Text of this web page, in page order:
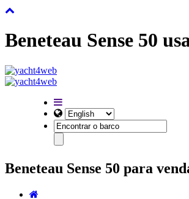
Beneteau Sense 50
Beneteau Sense 50 para